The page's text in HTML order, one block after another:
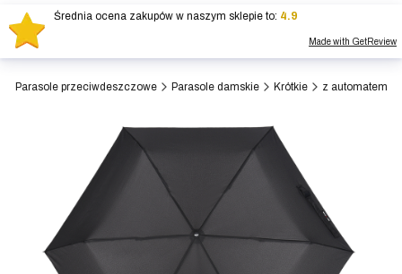
Otwórz
Parasole przeciwdeszczowe Parasole damskie Krótkie z automatem
Średnia ocena zakupów w naszym sklepie to: 4.9
Made with GetReview